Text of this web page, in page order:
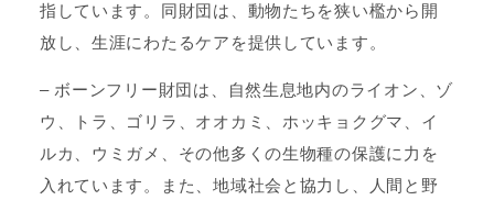
指しています。同財団は、動物たちを狭い檻から開
放し、生涯にわたるケアを提供しています。
– ボーンフリー財団は、自然生息地内のライオン、ゾ
ウ、トラ、ゴリラ、オオカミ、ホッキョクグマ、イ
ルカ、ウミガメ、その他多くの生物種の保護に力を
入れています。また、地域社会と協力し、人間と野